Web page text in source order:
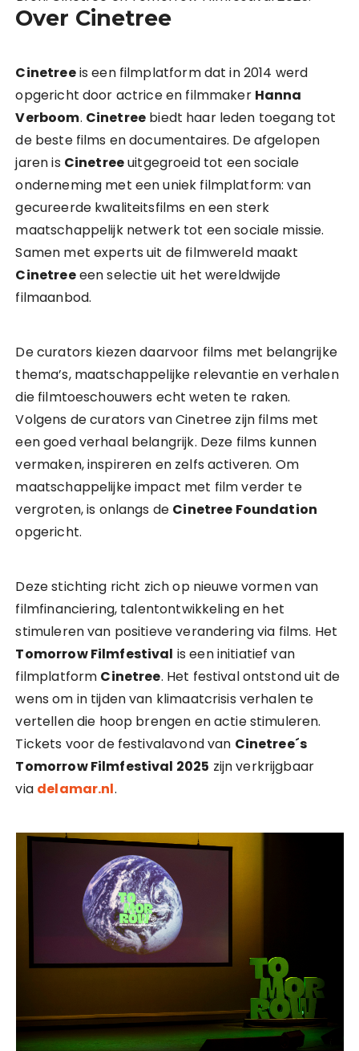
Over Cinetree
Cinetreeis een filmplatform dat in 2014 werd
opgericht door actrice en filmmaker Hanna
Verboom. Cinetree biedt haar leden toegang tot
de beste films en documentaires. De afgelopen
jaren is Cinetreeuitgegroeid tot een sociale
onderneming met een uniek filmplatform: van
gecureerde kwaliteitsfilms en een sterk
maatschappelijk netwerk tot een sociale missie.
Samen met experts uit de filmwereld maakt
Cinetreeeen selectie uit het wereldwijde
filmaanbod.
De curators kiezen daarvoor films met belangrijke
thema’s, maatschappelijke relevantie en verhalen
die filmtoeschouwers echt weten te raken.
Volgens de curators van Cinetree zijn films met
een goed verhaal belangrijk. Deze films kunnen
vermaken, inspireren en zelfs activeren. Om
maatschappelijke impact met film verder te
vergroten, is onlangs de Cinetree Foundation
opgericht.
Deze stichting richt zich op nieuwe vormen van
filmfinanciering, talentontwikkeling en het
stimuleren van positieve verandering via films. Het
Tomorrow Filmfestival is een initiatief van
filmplatform Cinetree. Het festival ontstond uit de
wens om in tijden van klimaatcrisis verhalen te
vertellen die hoop brengen en actie stimuleren.
Tickets voor de festivalavond van Cinetree´s
Tomorrow Filmfestival 2025 zijn verkrijgbaar
via delamar.nl.